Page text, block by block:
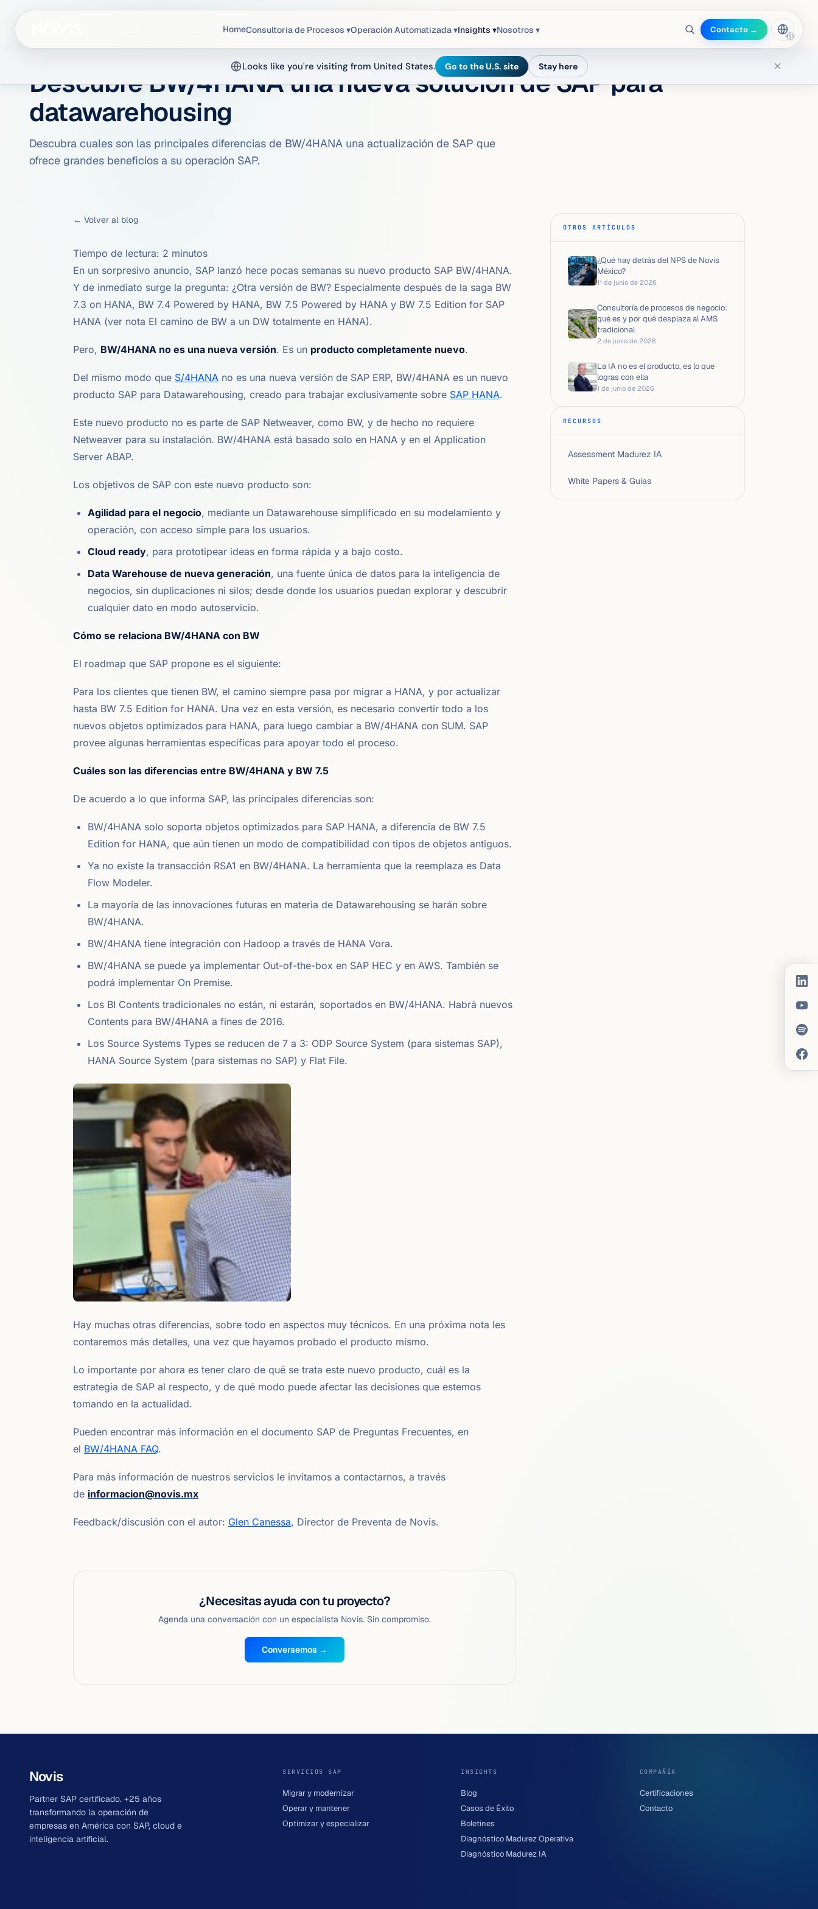
HomeConsultoría de Procesos ▾Operación Automatizada ▾Insights ▾Nosotros ▾ Contacto →
🇲🇽
Looks like you're visiting from United States. Go to the U.S. site Stay here ×
Descubre BW/4HANA una nueva solución de SAP para
datawarehousing
Descubra cuales son las principales diferencias de BW/4HANA una actualización de SAP que
ofrece grandes beneficios a su operación SAP.
← Volver al blog
Tiempo de lectura: 2 minutos
En un sorpresivo anuncio, SAP lanzó hece pocas semanas su nuevo producto SAP BW/4HANA.
Y de inmediato surge la pregunta: ¿Otra versión de BW? Especialmente después de la saga BW
7.3 on HANA, BW 7.4 Powered by HANA, BW 7.5 Powered by HANA y BW 7.5 Edition for SAP
HANA (ver nota El camino de BW a un DW totalmente en HANA).
Pero, BW/4HANA no es una nueva versión. Es un producto completamente nuevo.
Del mismo modo que S/4HANA no es una nueva versión de SAP ERP, BW/4HANA es un nuevo
producto SAP para Datawarehousing, creado para trabajar exclusivamente sobre SAP HANA.
Este nuevo producto no es parte de SAP Netweaver, como BW, y de hecho no requiere
Netweaver para su instalación. BW/4HANA está basado solo en HANA y en el Application
Server ABAP.
Los objetivos de SAP con este nuevo producto son:
Agilidad para el negocio, mediante un Datawarehouse simplificado en su modelamiento y
operación, con acceso simple para los usuarios.
Cloud ready, para prototipear ideas en forma rápida y a bajo costo.
Data Warehouse de nueva generación, una fuente única de datos para la inteligencia de
negocios, sin duplicaciones ni silos; desde donde los usuarios puedan explorar y descubrir
cualquier dato en modo autoservicio.
Cómo se relaciona BW/4HANA con BW
El roadmap que SAP propone es el siguiente:
Para los clientes que tienen BW, el camino siempre pasa por migrar a HANA, y por actualizar
hasta BW 7.5 Edition for HANA. Una vez en esta versión, es necesario convertir todo a los
nuevos objetos optimizados para HANA, para luego cambiar a BW/4HANA con SUM. SAP
provee algunas herramientas específicas para apoyar todo el proceso.
Cuáles son las diferencias entre BW/4HANA y BW 7.5
De acuerdo a lo que informa SAP, las principales diferencias son:
BW/4HANA solo soporta objetos optimizados para SAP HANA, a diferencia de BW 7.5
Edition for HANA, que aún tienen un modo de compatibilidad con tipos de objetos antiguos.
Ya no existe la transacción RSA1 en BW/4HANA. La herramienta que la reemplaza es Data
Flow Modeler.
La mayoría de las innovaciones futuras en materia de Datawarehousing se harán sobre
BW/4HANA.
BW/4HANA tiene integración con Hadoop a través de HANA Vora.
BW/4HANA se puede ya implementar Out-of-the-box en SAP HEC y en AWS. También se
podrá implementar On Premise.
Los BI Contents tradicionales no están, ni estarán, soportados en BW/4HANA. Habrá nuevos
Contents para BW/4HANA a fines de 2016.
Los Source Systems Types se reducen de 7 a 3: ODP Source System (para sistemas SAP),
HANA Source System (para sistemas no SAP) y Flat File.
Hay muchas otras diferencias, sobre todo en aspectos muy técnicos. En una próxima nota les
contaremos más detalles, una vez que hayamos probado el producto mismo.
Lo importante por ahora es tener claro de qué se trata este nuevo producto, cuál es la
estrategia de SAP al respecto, y de qué modo puede afectar las decisiones que estemos
tomando en la actualidad.
Pueden encontrar más información en el documento SAP de Preguntas Frecuentes, en
el BW/4HANA FAQ.
Para más información de nuestros servicios le invitamos a contactarnos, a través
de informacion@novis.mx
Feedback/discusión con el autor: Glen Canessa, Director de Preventa de Novis.
¿Necesitas ayuda con tu proyecto?
Agenda una conversación con un especialista Novis. Sin compromiso.
Conversemos →
OTROS ARTÍCULOS
¿Qué hay detrás del NPS de Novis
México?
11 de junio de 2026
Consultoría de procesos de negocio:
qué es y por qué desplaza al AMS
tradicional
2 de junio de 2026
La IA no es el producto, es lo que
logras con ella
1 de junio de 2026
RECURSOS
Assessment Madurez IA
White Papers & Guías
Novis
Partner SAP certificado. +25 años
transformando la operación de
empresas en América con SAP, cloud e
inteligencia artificial.
SERVICIOS SAP
Migrar y modernizar
Operar y mantener
Optimizar y especializar
INSIGHTS
Blog
Casos de Éxito
Boletines
Diagnóstico Madurez Operativa
Diagnóstico Madurez IA
COMPAÑÍA
Certificaciones
Contacto